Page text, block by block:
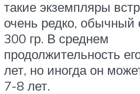
такие экземпляры
очень редко, обычный
300 гр. В среднем
продолжительность
лет, но иногда он
7-8 лет.